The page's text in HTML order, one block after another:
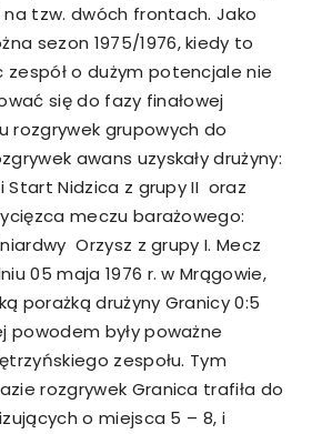
na tzw. dwóch frontach. Jako
sezon 1975/1976, kiedy to
o dużym potencjale nie
się do fazy finałowej
rozgrywek grupowych do
awans uzyskały drużyny:
Nidzica z grupy II oraz
meczu barażowego:
Orzysz z grupy I. Mecz
05 maja 1976 r. w Mrągowie,
porażką drużyny Granicy 0:5
powodem były poważne
zespołu. Tym
rozgrywek Granica trafiła do
o miejsca 5 – 8, i